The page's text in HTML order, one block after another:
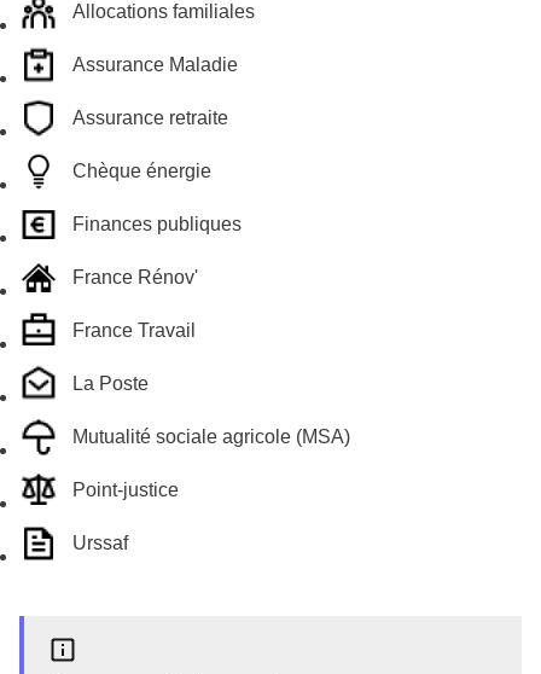
Allocations familiales
Assurance Maladie
Assurance retraite
Chèque énergie
Finances publiques
France Rénov'
France Travail
La Poste
Mutualité sociale agricole (MSA)
Point-justice
Urssaf